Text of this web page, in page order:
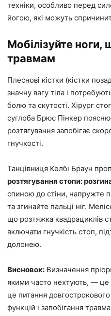
техніки, особливо перед
йогою, які можуть
Мобілізуйте ноги,
травмам
Плеснові кістки (кістки
значну вагу тіла і
болю та скутості. Хірург
суглоба Брюс Пінкер
розтягування запобігає
гнучкості.
Танцівниця Келбі Браун
розтягування стопи:
спиною до стіни, напружте
та згинайте пальці ніг.
що розтяжка квадрациклів
включати гнучкість стоп,
долонею.
Висновок: Визначення
якими часто нехтують, —
це питання довгострокового
функцій і запобігання